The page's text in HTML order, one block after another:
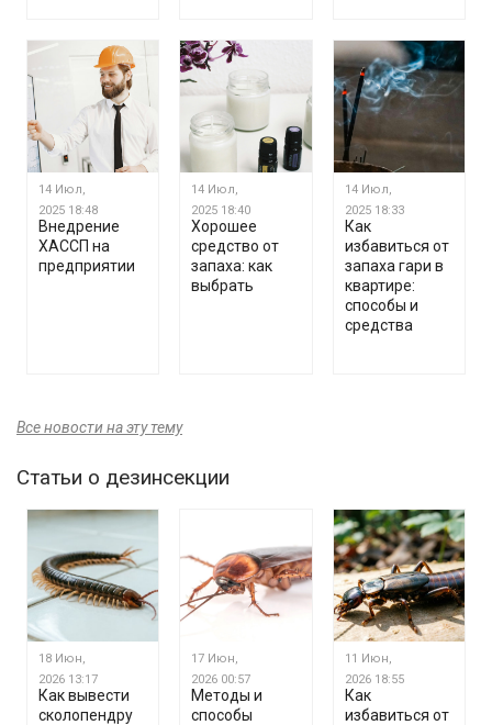
14 Июл,
2025 18:48
Внедрение
ХАССП на
предприятии
14 Июл,
2025 18:40
Хорошее
средство от
запаха: как
выбрать
14 Июл,
2025 18:33
Как
избавиться от
запаха гари в
квартире:
способы и
средства
Все новости на эту тему
Статьи о дезинсекции
18 Июн,
2026 13:17
Как вывести
сколопендру
17 Июн,
2026 00:57
Методы и
способы
11 Июн,
2026 18:55
Как
избавиться от